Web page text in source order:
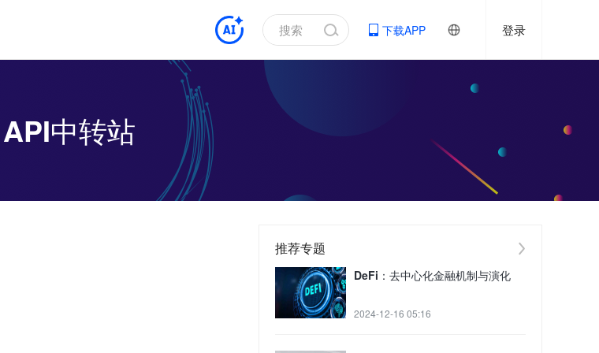
下载APP 登录
API中转站
推荐专题
DeFi：去中心化金融机制与演化
2024-12-16 05:16